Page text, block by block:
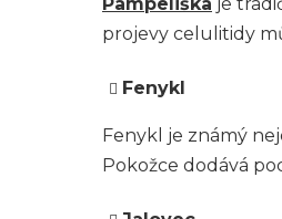
Pampeliška je
projevy celulitidy
Fenykl
Fenykl je známý
Pokožce dodává